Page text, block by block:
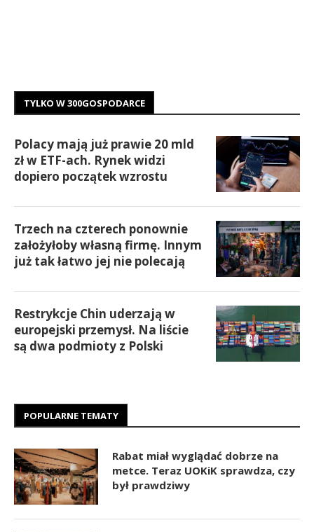
TYLKO W 300GOSPODARCE
Polacy mają już prawie 20 mld
zł w ETF-ach. Rynek widzi
dopiero początek wzrostu
Trzech na czterech ponownie
założyłoby własną firmę. Innym
już tak łatwo jej nie polecają
Restrykcje Chin uderzają w
europejski przemysł. Na liście
są dwa podmioty z Polski
POPULARNE TEMATY
Rabat miał wyglądać dobrze na
metce. Teraz UOKiK sprawdza, czy
był prawdziwy